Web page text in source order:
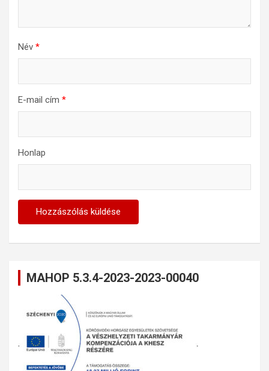
Név *
E-mail cím *
Honlap
MAHOP 5.3.4-2023-2023-00040